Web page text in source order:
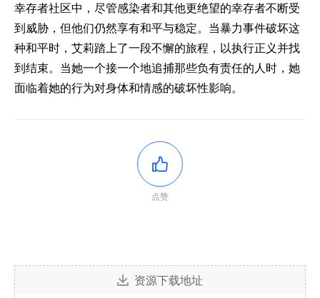
幸存者社区中，尽管感染者和其他更绝望的幸存者不断受
到威胁，但他们仍然享有和平与稳定。当暴力事件破坏这
种和平时，艾莉踏上了一段不懈的旅程，以执行正义并找
到结束。当她一个接一个地追捕那些负有责任的人时，她
面临着她的行为对身体和情感的破坏性影响。
点赞
资源下载地址